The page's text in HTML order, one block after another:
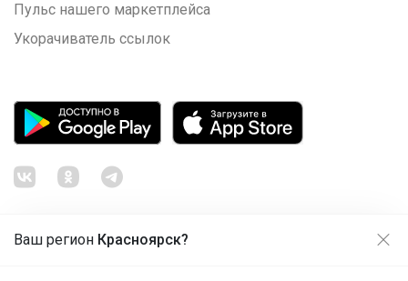
Ваш регион Красноярск?
Пульс нашего маркетплейса
Укорачиватель ссылок
Продолжая использовать этот сайт и нажимая кнопку